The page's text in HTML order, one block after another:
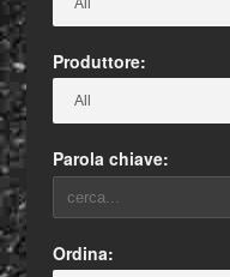
Produttore:
Parola chiave:
Ordina: